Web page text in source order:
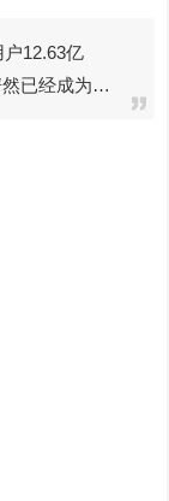
12.63亿
已经成为…